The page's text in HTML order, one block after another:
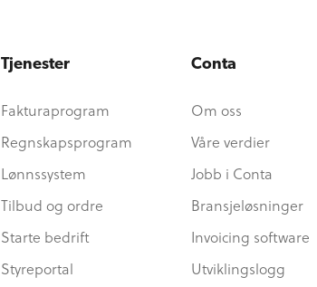
Tjenester
Fakturaprogram
Regnskapsprogram
Lønnssystem
Tilbud og ordre
Starte bedrift
Styreportal
Conta
Om oss
Våre verdier
Jobb i Conta
Bransjeløsninger
Invoicing software
Utviklingslogg